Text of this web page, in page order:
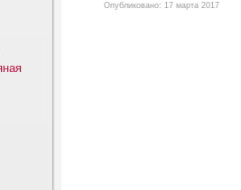
Опубликовано: 17 марта 2017